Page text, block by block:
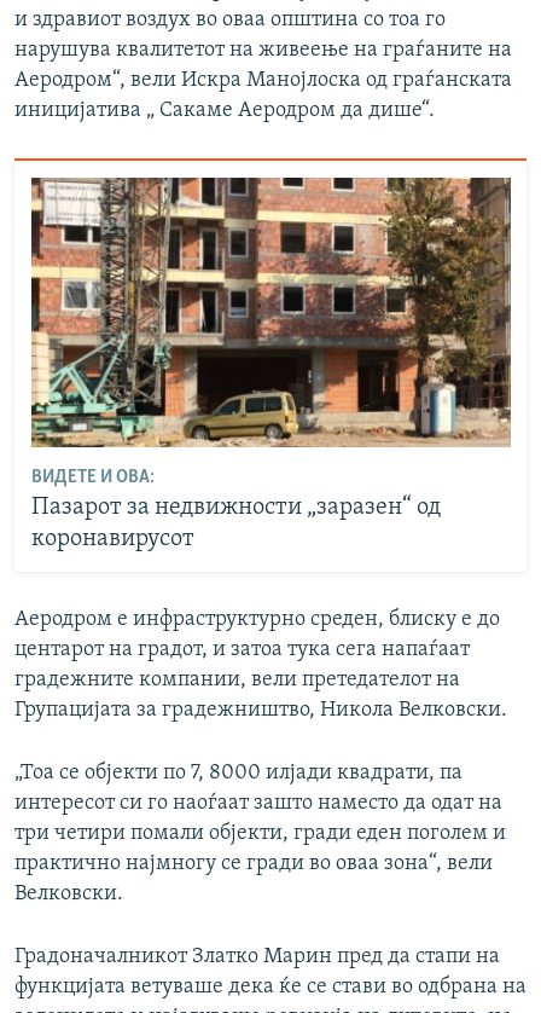
и здравиот воздух во оваа општина со тоа го
нарушува квалитетот на живеење на граѓаните на
Аеродром“, вели Искра Манојлоска од граѓанската
иницијатива „ Сакаме Аеродром да дише“.
ВИДЕТЕ И ОВА:
Пазарот за недвижности „заразен“ од
коронавирусот
Аеродром е инфраструктурно среден, блиску е до
центарот на градот, и затоа тука сега напаѓаат
градежните компании, вели претедателот на
Групацијата за градежништво, Никола Велковски.
„Тоа се објекти по 7, 8000 илјади квадрати, па
интересот си го наоѓаат зашто наместо да одат на
три четири помали објекти, гради еден поголем и
практично најмногу се гради во оваа зона“, вели
Велковски.
Градоначалникот Златко Марин пред да стапи на
функцијата ветуваше дека ќе се стави во одбрана на